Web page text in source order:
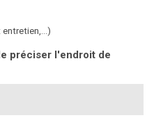
préciser l'endroit de